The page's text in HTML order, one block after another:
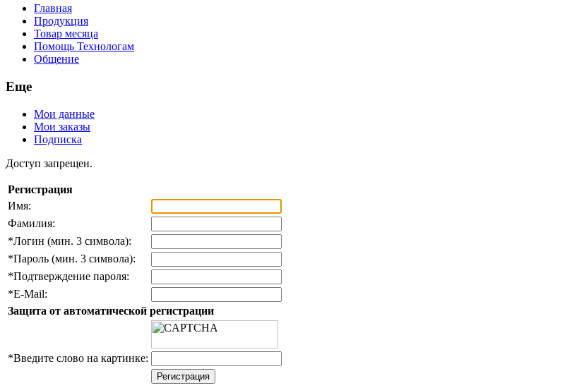
Главная
Продукция
Товар месяца
Помощь Технологам
Общение
Еще
Мои данные
Мои заказы
Подписка
Доступ запрещен.
Регистрация
Имя:
Фамилия:
*Логин (мин. 3 символа):
*Пароль (мин. 3 символа):
*Подтверждение пароля:
*E-Mail:
Защита от автоматической регистрации
*Введите слово на картинке: